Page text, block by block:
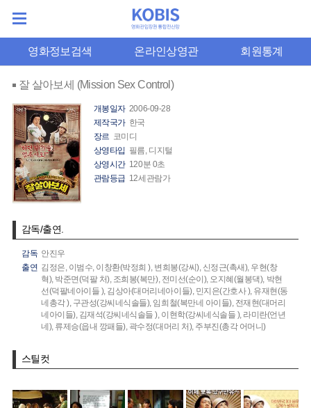
영화정보검색 온라인상영관 회원통계
잘 살아보세 (Mission Sex Control)
개봉일자 2006-09-28
제작국가 한국
장르 코미디
상영타입 필름, 디지털
상영시간 120분 0초
관람등급 12세관람가
감독/출연.
감독 안진우
출연 김정은, 이범수, 이창환(박정희 ), 변희봉(강씨), 신정근(촉새), 우현(창
혁), 박준면(덕팔 처), 조희봉(복만), 전미선(순이), 오지혜(월봉댁), 박현
선(덕팔네아이들 ), 김상아(대머리네아이들), 민지은(간호사 ), 유재현(동
네총각 ), 구관성(강씨네식솔들), 임희철(복만네 아이들), 전재현(대머리
네아이들), 김재석(강씨네식솔들 ), 이현학(강씨네식솔들 ), 라미란(언년
네), 류제승(읍내 깡패들), 곽수정(대머리 처), 주부진(총각 어머니)
스틸컷